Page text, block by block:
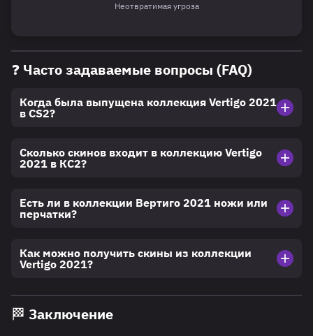
Неотвратимая угроза
❓ Часто задаваемые вопросы (FAQ)
Когда была выпущена коллекция Vertigo 2021
в CS2?
Сколько скинов входит в коллекцию Vertigo
2021 в КС2?
Есть ли в коллекции Вертиго 2021 ножи или
перчатки?
Как можно получить скины из коллекции
Vertigo 2021?
🏁 Заключение